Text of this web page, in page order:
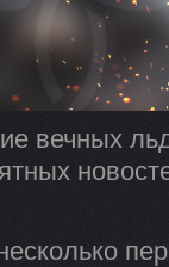
вечных